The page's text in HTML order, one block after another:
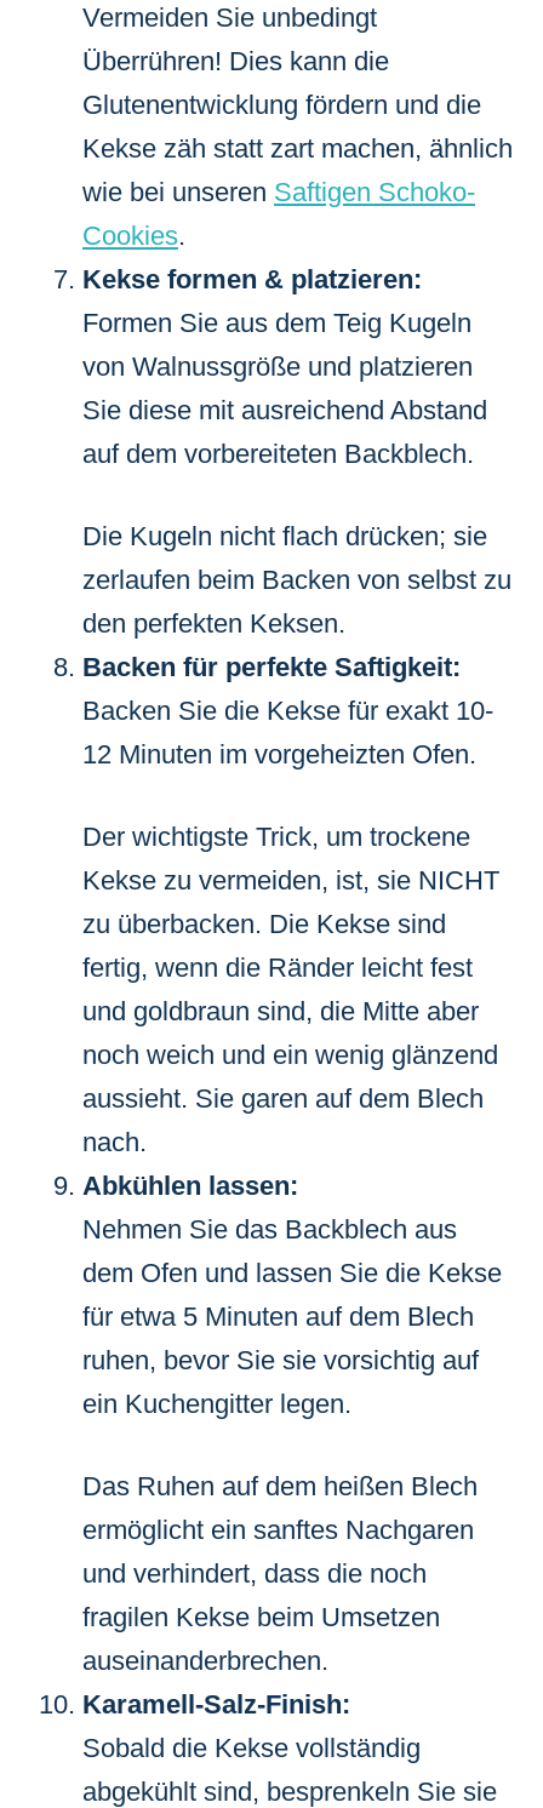
Vermeiden Sie unbedingt
Überrühren! Dies kann die
Glutenentwicklung fördern und die
Kekse zäh statt zart machen, ähnlich
wie bei unseren Saftigen Schoko-
Cookies.
Kekse formen & platzieren:
Formen Sie aus dem Teig Kugeln
von Walnussgröße und platzieren
Sie diese mit ausreichend Abstand
auf dem vorbereiteten Backblech.
Die Kugeln nicht flach drücken; sie
zerlaufen beim Backen von selbst zu
den perfekten Keksen.
Backen für perfekte Saftigkeit:
Backen Sie die Kekse für exakt 10-
12 Minuten im vorgeheizten Ofen.
Der wichtigste Trick, um trockene
Kekse zu vermeiden, ist, sie NICHT
zu überbacken. Die Kekse sind
fertig, wenn die Ränder leicht fest
und goldbraun sind, die Mitte aber
noch weich und ein wenig glänzend
aussieht. Sie garen auf dem Blech
nach.
Abkühlen lassen:
Nehmen Sie das Backblech aus
dem Ofen und lassen Sie die Kekse
für etwa 5 Minuten auf dem Blech
ruhen, bevor Sie sie vorsichtig auf
ein Kuchengitter legen.
Das Ruhen auf dem heißen Blech
ermöglicht ein sanftes Nachgaren
und verhindert, dass die noch
fragilen Kekse beim Umsetzen
auseinanderbrechen.
Karamell-Salz-Finish:
Sobald die Kekse vollständig
abgekühlt sind, besprenkeln Sie sie